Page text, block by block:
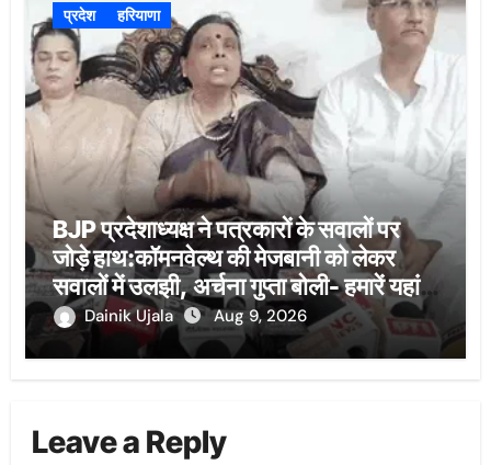
प्रदेश हरियाणा
BJP प्रदेशाध्यक्ष ने पत्रकारों के सवालों पर
जोड़े हाथ:कॉमनवेल्थ की मेजबानी को लेकर
सवालों में उलझी, अर्चना गुप्ता बोली- हमारें यहां
ऐसी व्यवस्थाएं नहीं
Dainik Ujala Aug 9, 2026
Leave a Reply